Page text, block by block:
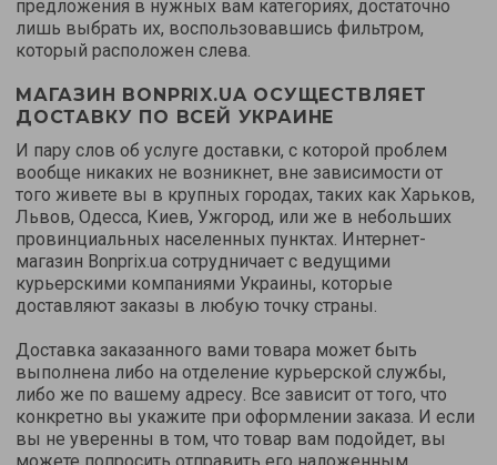
предложения в нужных вам категориях, достаточно
лишь выбрать их, воспользовавшись фильтром,
который расположен слева.
МАГАЗИН BONPRIX.UA ОСУЩЕСТВЛЯЕТ
ДОСТАВКУ ПО ВСЕЙ УКРАИНЕ
И пару слов об услуге доставки, с которой проблем
вообще никаких не возникнет, вне зависимости от
того живете вы в крупных городах, таких как Харьков,
Львов, Одесса, Киев, Ужгород, или же в небольших
провинциальных населенных пунктах. Интернет-
магазин Bonprix.ua сотрудничает с ведущими
курьерскими компаниями Украины, которые
доставляют заказы в любую точку страны.
Доставка заказанного вами товара может быть
выполнена либо на отделение курьерской службы,
либо же по вашему адресу. Все зависит от того, что
конкретно вы укажите при оформлении заказа. И если
вы не уверенны в том, что товар вам подойдет, вы